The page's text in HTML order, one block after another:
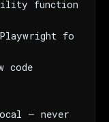
function
fo
code
— never